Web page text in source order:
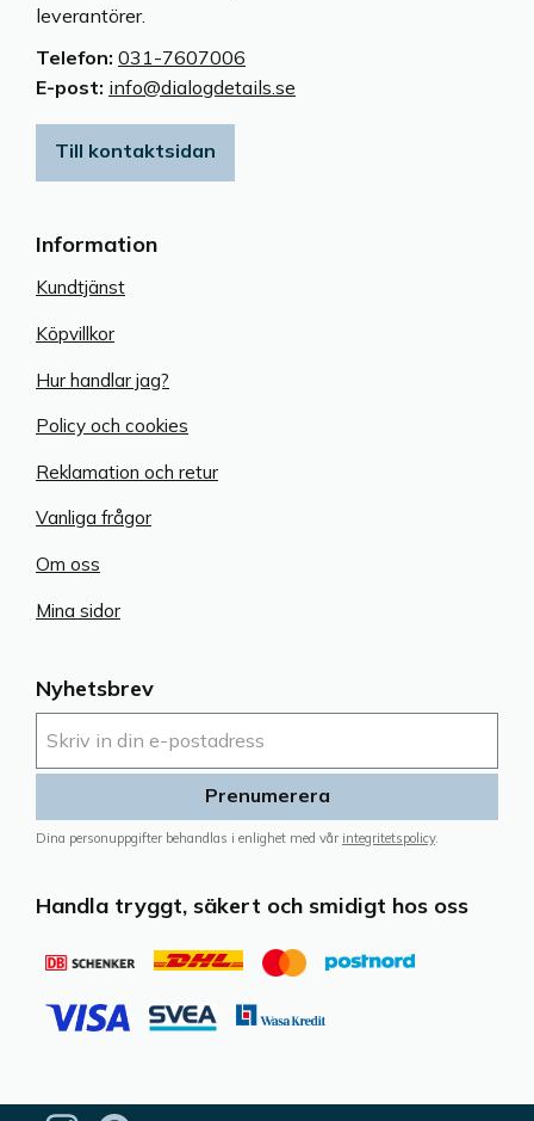
Nyhetsbrev
Prenumerera
Dina personuppgifter behandlas i enlighet med vår integritetspolicy.
Handla tryggt, säkert och smidigt hos oss
Information
Kundtjänst
Köpvillkor
Hur handlar jag?
Policy och cookies
Reklamation och retur
Vanliga frågor
Om oss
Mina sidor
leverantörer.
Telefon: 031-7607006
E-post: info@dialogdetails.se
Till kontaktsidan